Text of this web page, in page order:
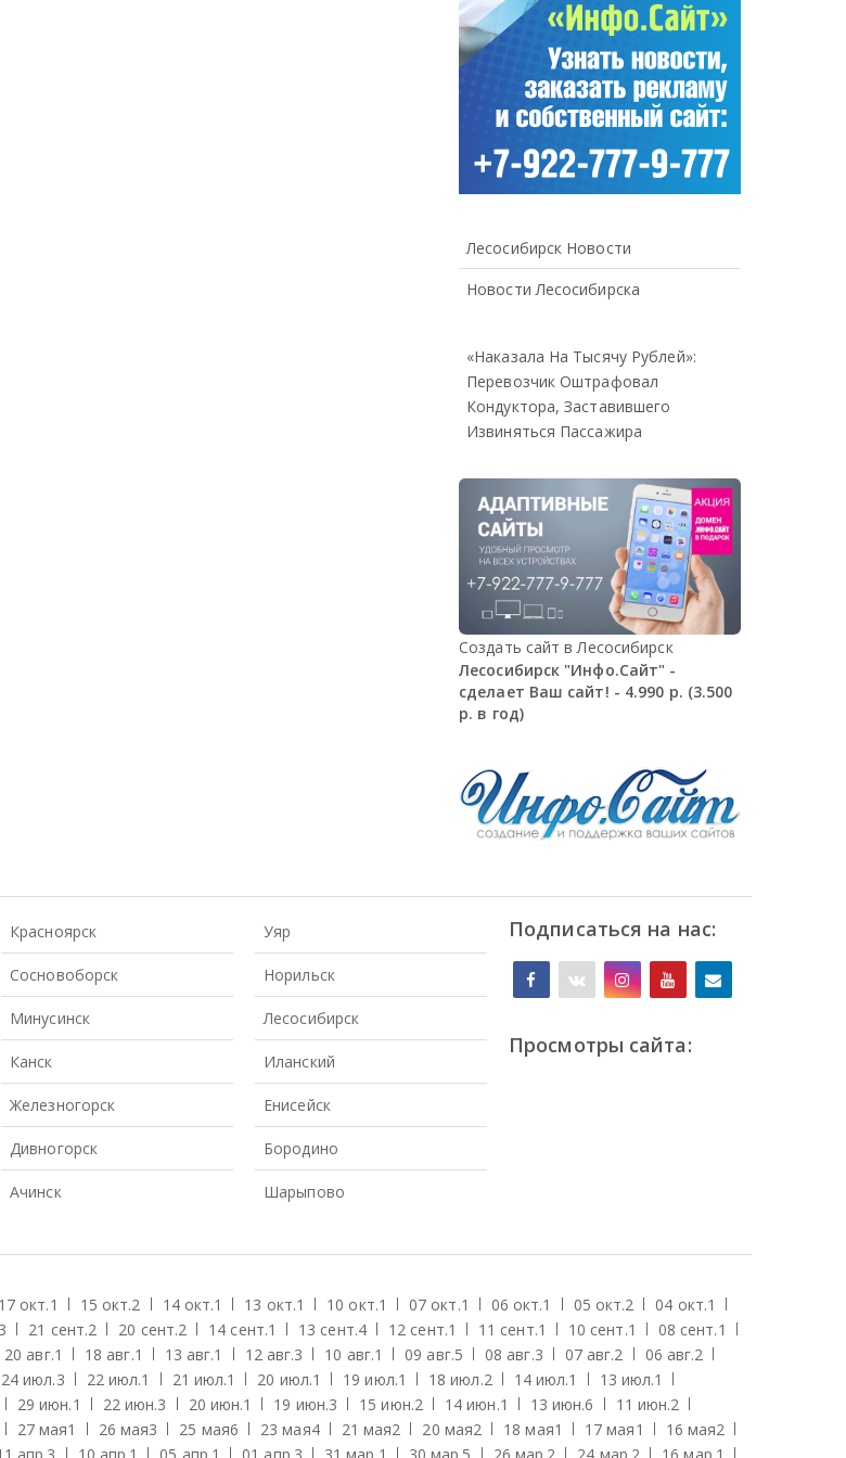
Лесосибирск Новости
Новости Лесосибирска
«Наказала На Тысячу Рублей»:
Перевозчик Оштрафовал
Кондуктора, Заставившего
Извиняться Пассажира
Создать сайт в Лесосибирск
Лесосибирск "Инфо.Сайт" -
сделает Ваш сайт! - 4.990 р. (3.500
р. в год)
Красноярск
Сосновоборск
Минусинск
Канск
Железногорск
Дивногорск
Ачинск
Уяр
Норильск
Лесосибирск
Иланский
Енисейск
Бородино
Шарыпово
Подписаться на нас:
Просмотры сайта:
17 окт.1 15 окт.2 14 окт.1 13 окт.1 10 окт.1 07 окт.1 06 окт.1 05 окт.2 04 окт.1
3 21 сент.2 20 сент.2 14 сент.1 13 сент.4 12 сент.1 11 сент.1 10 сент.1 08 сент.1
20 авг.1 18 авг.1 13 авг.1 12 авг.3 10 авг.1 09 авг.5 08 авг.3 07 авг.2 06 авг.2
24 июл.3 22 июл.1 21 июл.1 20 июл.1 19 июл.1 18 июл.2 14 июл.1 13 июл.1
29 июн.1 22 июн.3 20 июн.1 19 июн.3 15 июн.2 14 июн.1 13 июн.6 11 июн.2
27 мая1 26 мая3 25 мая6 23 мая4 21 мая2 20 мая2 18 мая1 17 мая1 16 мая2